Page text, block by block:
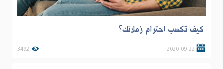
كيف تكسب احترام زملائك؟
2020-09-22
3492